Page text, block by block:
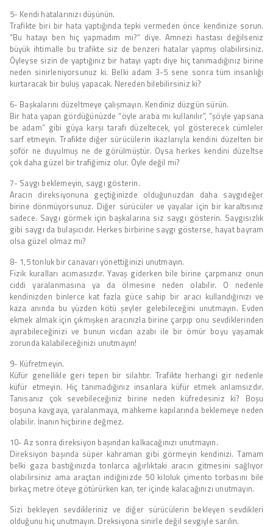
5- Kendi hatalarınızı düşünün.
Trafikte biri bir hata yaptığında tepki vermeden önce kendinize sorun.
“Bu hatayı ben hiç yapmadım mı?” diye. Amnezi hastası değilseniz
büyük ihtimalle bu trafikte siz de benzeri hatalar yapmış olabilirsiniz.
Öyleyse sizin de yaptığınız bir hatayı yaptı diye hiç tanımadığınız birine
neden sinirleniyorsunuz ki. Belki adam 3-5 sene sonra tüm insanlığı
kurtaracak bir buluş yapacak. Nereden bilebilirsiniz ki?
6- Başkalarını düzeltmeye çalışmayın. Kendiniz düzgün sürün.
Bir hata yapan gördüğünüzde “öyle araba mı kullanılır”, “şöyle yapsana
be adam” gibi güya karşı tarafı düzeltecek, yol gösterecek cümleler
sarf etmeyin. Trafikte diğer sürücülerin ikazlarıyla kendini düzelten bir
şoför ne duyulmuş ne de görülmüştür. Oysa herkes kendini düzeltse
çok daha güzel bir trafiğimiz olur. Öyle değil mi?
7- Saygı beklemeyin, saygı gösterin.
Aracın direksiyonuna geçtiğinizde olduğunuzdan daha saygıdeğer
birine dönmüyorsunuz. Diğer sürücüler ve yayalar için bir karaltısınız
sadece. Saygı görmek için başkalarına siz saygı gösterin. Saygısızlık
gibi saygı da bulaşıcıdır. Herkes birbirine saygı gösterse, hayat bayram
olsa güzel olmaz mı?
8- 1,5 tonluk bir canavarı yönettiğinizi unutmayın.
Fizik kuralları acımasızdır. Yavaş giderken bile birine çarpmanız onun
ciddi yaralanmasına ya da ölmesine neden olabilir. O nedenle
kendinizden binlerce kat fazla güce sahip bir aracı kullandığınızı ve
kaza anında bu yüzden kötü şeyler gelebileceğini unutmayın. Evden
ekmek almak için çıkmışken aracınızla birine çarpıp onu sevdiklerinden
ayırabileceğinizi ve bunun vicdan azabı ile bir ömür boyu yaşamak
zorunda kalabileceğinizi unutmayın!
9- Küfretmeyin.
Küfür genellikle geri tepen bir silahtır. Trafikte herhangi gir nedenle
küfür etmeyin. Hiç tanımadığınız insanlara küfür etmek anlamsızdır.
Tanısanız çok sevebileceğiniz birine neden küfredesiniz ki? Boşu
boşuna kavgaya, yaralanmaya, mahkeme kapılarında beklemeye neden
olabilir. İnanın hiçbirine değmez.
10- Az sonra direksiyon başından kalkacağınızı unutmayın.
Direksiyon başında süper kahraman gibi görmeyin kendinizi. Tamam
belki gaza bastığınızda tonlarca ağırlıktaki aracın gitmesini sağlıyor
olabilirsiniz ama araçtan indiğinizde 50 kiloluk çimento torbasını bile
birkaç metre öteye götürürken kan, ter içinde kalacağınızı unutmayın.
Sizi bekleyen sevdikleriniz ve diğer sürücülerin bekleyen sevdikleri
olduğunu hiç unutmayın. Dreksiyona sinirle değil sevgiyle sarılın.